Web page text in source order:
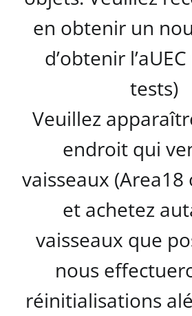
en obtenir un
d’obtenir
tests)
Veuillez
endroit qui
vaisseaux
et achetez
vaisseaux que
nous
réinitialisations